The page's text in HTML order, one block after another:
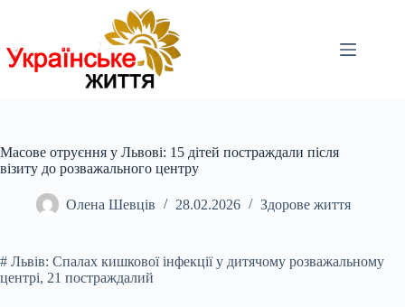
Масове отруєння у Львові: 15 дітей постраждали після
візиту до розважального центру
Олена Шевців 28.02.2026 Здорове життя
# Львів: Спалах кишкової інфекції у дитячому розважальному
центрі, 21 постраждалий